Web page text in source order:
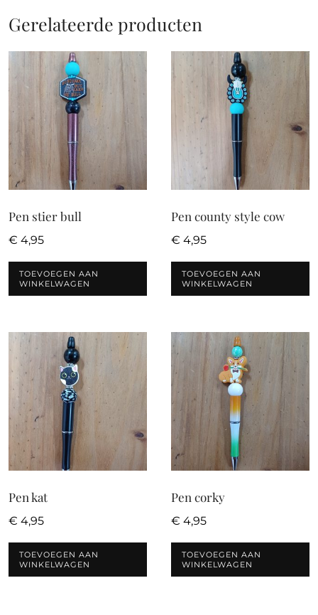
Gerelateerde producten
Pen stier bull
€ 4,95
TOEVOEGEN AAN
WINKELWAGEN
Pen county style cow
€ 4,95
TOEVOEGEN AAN
WINKELWAGEN
Pen kat
€ 4,95
TOEVOEGEN AAN
WINKELWAGEN
Pen corky
€ 4,95
TOEVOEGEN AAN
WINKELWAGEN